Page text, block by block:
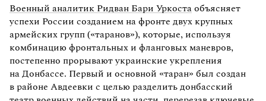
Военный аналитик Ридван Бари Уркостаобъясняет
успехи России созданием на фронте двух крупных
армейских групп («таранов»), которые, используя
комбинацию фронтальных и фланговых маневров,
постепенно прорывают украинские укрепления
на Донбассе. Первый и основной «таран» был создан
в районе Авдеевки с целью разделить донбасский